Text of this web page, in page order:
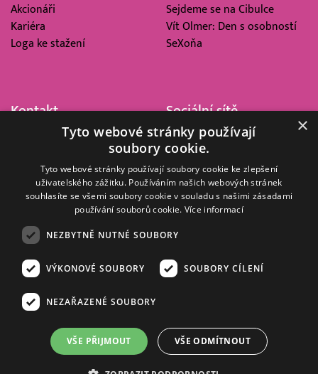
Akcionáři
Kariéra
Loga ke stažení
Sejdeme se na Cibulce
Vít Olmer: Den s osobností
SeXoňa
Kontakt
Barrandov Televizní Studio,
Kříženeckého nám. 322
152 00 Praha 5
IČ 416 93 311
Sociální sítě
© 2008–2026 EMPRESA MEDIA, a.s. Všechna práva vyhrazena.
Zásady ochrany osobních a dalších zpracovávaných údajů
Informace o měření sledovanosti videa ve video archivu
Nielsen Digital Measurement
. Využíváme grafické podklady z
×
Tyto webové stránky používají
soubory cookie.
Tyto webové stránky používají soubory cookie ke zlepšení
uživatelského zážitku. Používáním našich webových stránek
souhlasíte se všemi soubory cookie v souladu s našimi zásadami
používání souborů cookie. Více informací
NEZBYTNĚ NUTNÉ SOUBORY
VÝKONOVÉ SOUBORY SOUBORY CÍLENÍ
NEZAŘAZENÉ SOUBORY
VŠE PŘIJMOUT VŠE ODMÍTNOUT